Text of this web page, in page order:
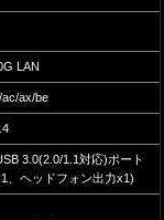
LAN
ac/ax/be
3.0(2.0/1.1対応)ポート
、ヘッドフォン出力x1)